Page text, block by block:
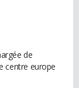
de
centre europe